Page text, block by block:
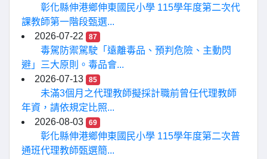
彰化縣伸港鄉伸東國民小學 115學年度第二次代
課教師第一階段甄選...
2026-07-22
87
毒駕防禦駕駛「遠離毒品、預判危險、主動閃
避」三大原則。毒品會...
2026-07-13
85
未滿3個月之代理教師擬採計職前曾任代理教師
年資，請依規定比照...
2026-08-03
69
彰化縣伸港鄉伸東國民小學 115學年度第二次普
通班代理教師甄選簡...